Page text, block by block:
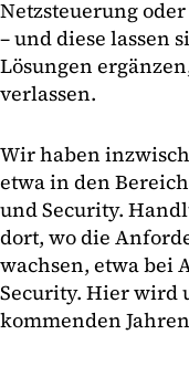
Netzsteuerung
– und diese lassen
Lösungen
verlassen.
Wir haben
etwa in den
und Security.
dort, wo die
wachsen, etwa bei
Security. Hier wird
kommenden